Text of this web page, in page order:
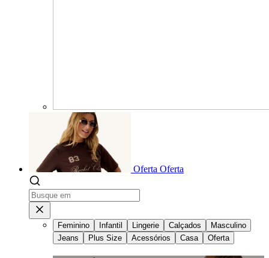
Oferta Oferta
Feminino Infantil Lingerie Calçados
Masculino
Jeans
Plus Size Acessórios Casa Oferta